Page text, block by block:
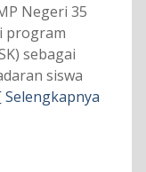
Negeri 35
program
sebagai
siswa
Selengkapnya